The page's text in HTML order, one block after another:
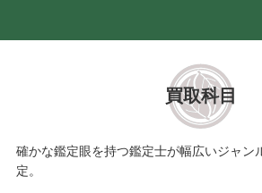
買取科目
確かな鑑定眼を持つ鑑定士が幅広いジャン
定。